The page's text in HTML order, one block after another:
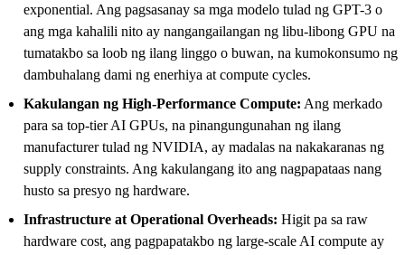
exponential. Ang pagsasanay sa mga modelo tulad ng GPT-3 o
ang mga kahalili nito ay nangangailangan ng libu-libong GPU na
tumatakbo sa loob ng ilang linggo o buwan, na kumokonsumo ng
dambuhalang dami ng enerhiya at compute cycles.
Kakulangan ng High-Performance Compute: Ang merkado
para sa top-tier AI GPUs, na pinangungunahan ng ilang
manufacturer tulad ng NVIDIA, ay madalas na nakakaranas ng
supply constraints. Ang kakulangang ito ang nagpapataas nang
husto sa presyo ng hardware.
Infrastructure at Operational Overheads: Higit pa sa raw
hardware cost, ang pagpapatakbo ng large-scale AI compute ay